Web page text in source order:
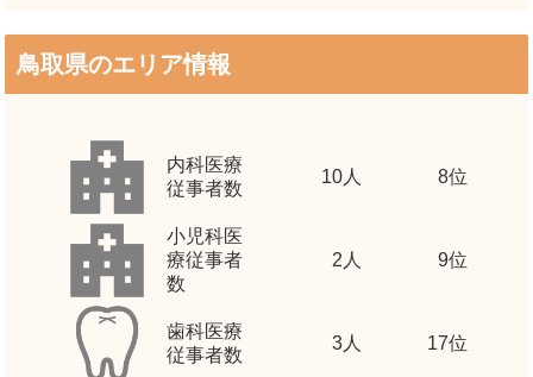
鳥取県のエリア情報
内科医療
従事者数
10人 8位
小児科医
療従事者
数
2 人 9位
歯科医療
従事者数
3人 17位